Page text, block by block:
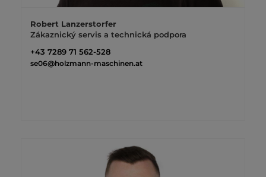
Robert Lanzerstorfer
Zákaznický servis a technická podpora
+43 7289 71 562-528
se06@holzmann-maschinen.at